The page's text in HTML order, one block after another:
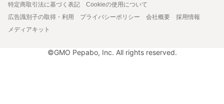
特定商取引法に基づく表記
Cookieの使用について
広告識別子の取得・利用
プライバシーポリシー 会社概要
採用情報
メディアキット
©GMO Pepabo, Inc. All rights reserved.